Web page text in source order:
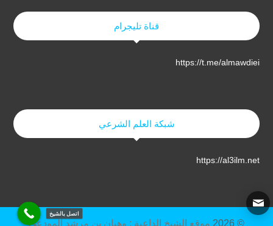
قناة تليجرام
https://t.me/almawdiei
شبكة العلم الشرعي
https://al3ilm.net
© 2026 موقع الشيخ الداعية : وهبان بن مرشد المودعي
اتصل بالشيخ